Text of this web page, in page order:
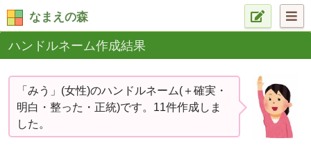
なまえの森
ハンドルネーム作成結果
「みう」(女性)のハンドルネーム(＋確実・
明白・整った・正統)です。11件作成しま
した。